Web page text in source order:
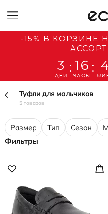
-15% В
3
ДНИ
: 16
ЧАСЫ
:
Туфли для мальчиков
5 товаров
Размер Тип Сезон
Фильтры